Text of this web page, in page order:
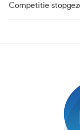
Competitie